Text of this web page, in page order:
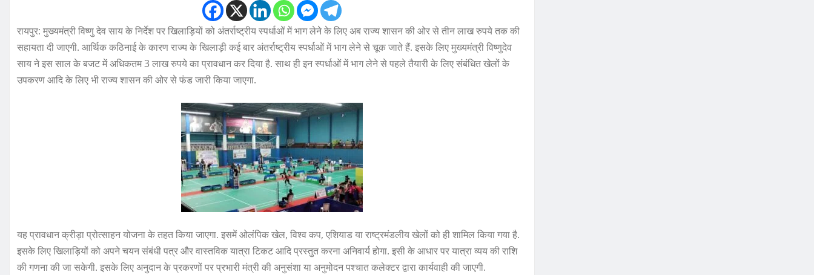
रायपुर: मुख्यमंत्री विष्णु देव साय के निर्देश पर खिलाड़ियों को अंतर्राष्ट्रीय स्पर्धाओं में भाग लेने के लिए अब राज्य शासन की ओर से तीन लाख रुपये तक की
सहायता दी जाएगी. आर्थिक कठिनाई के कारण राज्य के खिलाड़ी कई बार अंतर्राष्ट्रीय स्पर्धाओं में भाग लेने से चूक जाते हैं. इसके लिए मुख्यमंत्री विष्णुदेव
साय ने इस साल के बजट में अधिकतम 3 लाख रुपये का प्रावधान कर दिया है. साथ ही इन स्पर्धाओं में भाग लेने से पहले तैयारी के लिए संबंधित खेलों के
उपकरण आदि के लिए भी राज्य शासन की ओर से फंड जारी किया जाएगा.
यह प्रावधान क्रीड़ा प्रोत्साहन योजना के तहत किया जाएगा. इसमें ओलंपिक खेल, विश्व कप, एशियाड या राष्ट्रमंडलीय खेलों को ही शामिल किया गया है.
इसके लिए खिलाड़ियों को अपने चयन संबंधी पत्र और वास्तविक यात्रा टिकट आदि प्रस्तुत करना अनिवार्य होगा. इसी के आधार पर यात्रा व्यय की राशि
की गणना की जा सकेगी. इसके लिए अनुदान के प्रकरणों पर प्रभारी मंत्री की अनुसंशा या अनुमोदन पश्चात कलेक्टर द्वारा कार्यवाही की जाएगी.